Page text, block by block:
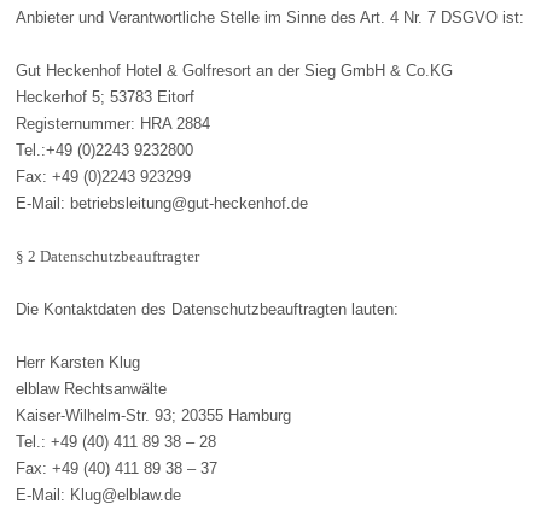
Anbieter und Verantwortliche Stelle im Sinne des Art. 4 Nr. 7 DSGVO ist:
Gut Heckenhof Hotel & Golfresort an der Sieg GmbH & Co.KG
Heckerhof 5; 53783 Eitorf
Registernummer: HRA 2884
Tel.:+49 (0)2243 9232800
Fax: +49 (0)2243 923299
E-Mail: betriebsleitung@gut-heckenhof.de
§ 2 Datenschutzbeauftragter
Die Kontaktdaten des Datenschutzbeauftragten lauten:
Herr Karsten Klug
elblaw Rechtsanwälte
Kaiser-Wilhelm-Str. 93; 20355 Hamburg
Tel.: +49 (40) 411 89 38 – 28
Fax: +49 (40) 411 89 38 – 37
E-Mail: Klug@elblaw.de